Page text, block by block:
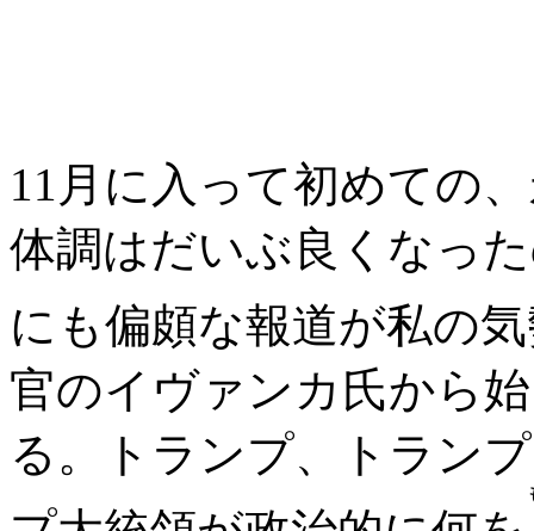
11月に入って初めての
体調はだいぶ良くなっ
にも偏頗な報道が私の
官のイヴァンカ氏から
る。トランプ、トラン